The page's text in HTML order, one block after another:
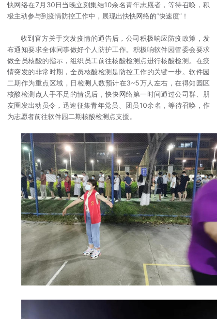
快网络在7月30日当晚立刻集结10余名青年志愿者，等待召唤，积
极主动参与到疫情防控工作中，展现出快快网络的“快速度”！
收到官方关于突发疫情的通告后，公司积极响应防疫政策，发
布通知要求全体同事做好个人防护工作。积极响软件园管委会要求
做全员核酸的指示，组织员工前往核酸检测点进行核酸检测。在疫
情突发的非常时期，全员核酸检测是防控工作的关键一步。软件园
二期作为重点区域，日检测人数预计在3~5万人左右，在得知园区
核酸检测点人手不足的情况后，快快网络第一时间通过公司群、朋
友圈发出动员令，迅速征集青年党员、团员10余名，等待召唤，作
为志愿者前往软件园二期核酸检测点支援。